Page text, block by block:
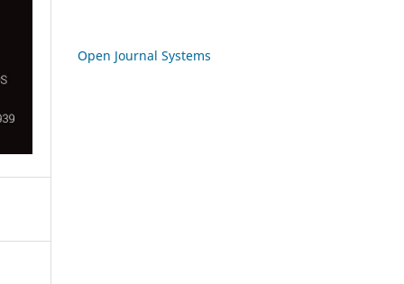
Open Journal Systems